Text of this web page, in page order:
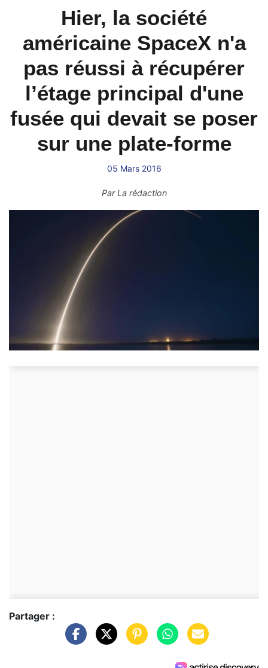
Hier, la société
américaine SpaceX n'a
pas réussi à récupérer
l’étage principal d'une
fusée qui devait se poser
sur une plate-forme
05 Mars 2016
ParLa rédaction
Partager :